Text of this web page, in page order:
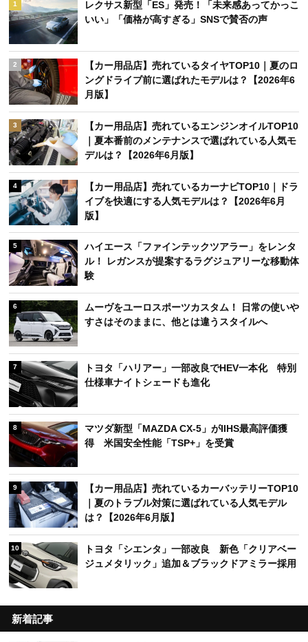
1
レクサス新型「ES」発売！「未来感あってかっこ
いい」「価格が高すぎる」SNSで賛否の声
2
【カー用品店】売れているタイヤTOP10｜夏のロ
ングドライブ前に選ばれたモデルは？【2026年6
月版】
3
【カー用品店】売れているエンジンオイルTOP10
｜夏本番前のメンテナンスで選ばれている人気モ
デルは？【2026年6月版】
4
【カー用品店】売れているカーナビTOP10｜ドラ
イブを快適にする人気モデルは？【2026年6月
版】
5
ハイエース「ファインテックツアラー」をレンタ
ル！ レガンスが提案するラグジュアリーな移動体
験
6
ムーヴをユーロスポーツカスタム！ 日常の使いや
すさはそのままに、他とは違うスタイルへ
7
トヨタ「ハリアー」一部改良でHEV一本化 特別
仕様車ナイトシェードも進化
8
マツダ新型「MAZDA CX-5」がIIHS最高評価獲
得 米国安全性能「TSP+」を受賞
9
【カー用品店】売れているカーバッテリーTOP10
｜夏のトラブル対策に選ばれている人気モデル
は？【2026年6月版】
10
トヨタ「シエンタ」一部改良 新色「クリアベー
ジュメタリック」追加＆ブラックドアミラー採用
新着記事